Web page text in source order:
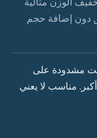
دون إضافة حجم
مشدودة على
مناسب لا يعني